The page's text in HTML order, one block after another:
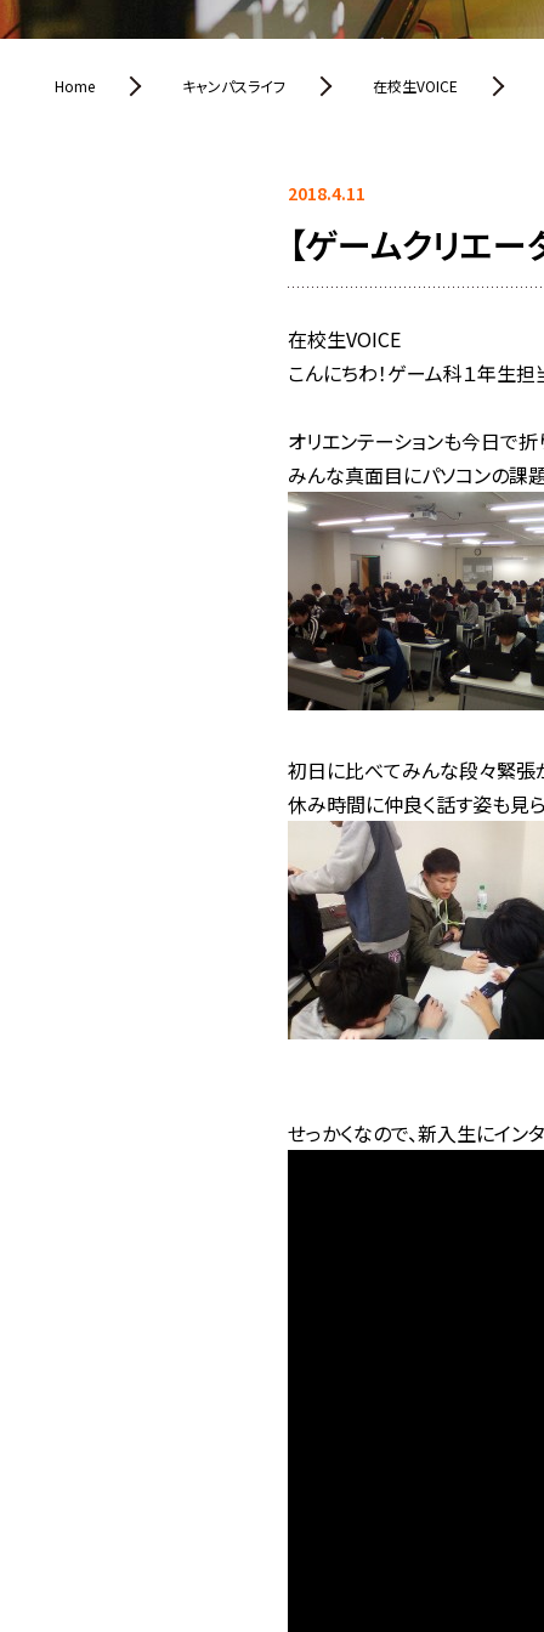
Home キャンパスライフ 在校生VOICE
2018.4.11
【ゲームクリエ
在校生VOICE
こんにちわ！ゲーム科１年生
オリエンテーションも今日で折
みんな真面目にパソコンの課
初日に比べてみんな段々緊張
休み時間に仲良く話す姿も見
せっかくなので、新入生にイン